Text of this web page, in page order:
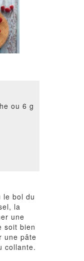
ou 6 g
le bol du
la
une
soit bien
une pâte
collante.